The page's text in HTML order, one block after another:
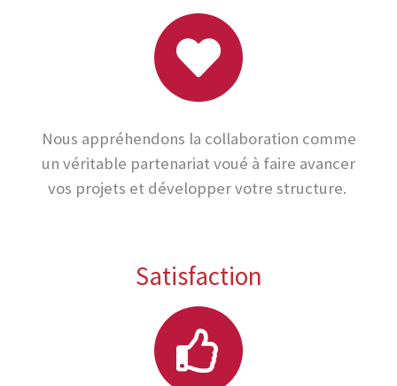
Nous appréhendons la collaboration comme
un véritable partenariat voué à faire avancer
vos projets et développer votre structure.
Satisfaction